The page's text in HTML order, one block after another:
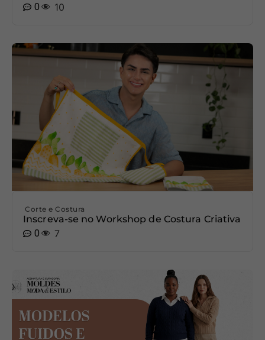
0
10
Corte e Costura
Inscreva-se no Workshop de Costura Criativa
0
7